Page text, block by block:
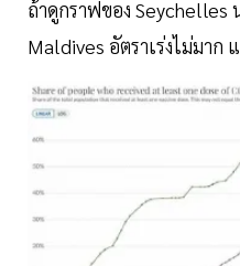
ถ้าดูกราฟของ
Maldives อัตราเร่งไม่มาก